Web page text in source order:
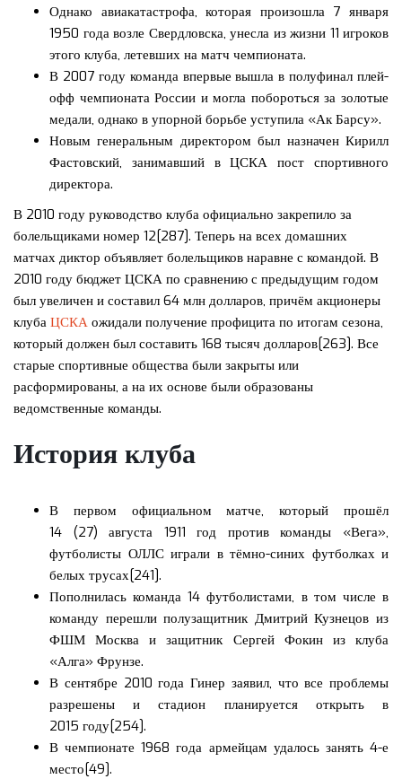
Однако авиакатастрофа, которая произошла 7 января
1950 года возле Свердловска, унесла из жизни 11 игроков
этого клуба, летевших на матч чемпионата.
В 2007 году команда впервые вышла в полуфинал плей-
офф чемпионата России и могла побороться за золотые
медали, однако в упорной борьбе уступила «Ак Барсу».
Новым генеральным директором был назначен Кирилл
Фастовский, занимавший в ЦСКА пост спортивного
директора.
В 2010 году руководство клуба официально закрепило за
болельщиками номер 12[287]. Теперь на всех домашних
матчах диктор объявляет болельщиков наравне с командой. В
2010 году бюджет ЦСКА по сравнению с предыдущим годом
был увеличен и составил 64 млн долларов, причём акционеры
клуба ЦСКА ожидали получение профицита по итогам сезона,
который должен был составить 168 тысяч долларов[263]. Все
старые спортивные общества были закрыты или
расформированы, а на их основе были образованы
ведомственные команды.
История клуба
В первом официальном матче, который прошёл
14 (27) августа 1911 год против команды «Вега»,
футболисты ОЛЛС играли в тёмно-синих футболках и
белых трусах[241].
Пополнилась команда 14 футболистами, в том числе в
команду перешли полузащитник Дмитрий Кузнецов из
ФШМ Москва и защитник Сергей Фокин из клуба
«Алга» Фрунзе.
В сентябре 2010 года Гинер заявил, что все проблемы
разрешены и стадион планируется открыть в
2015 году[254].
В чемпионате 1968 года армейцам удалось занять 4-е
место[49].